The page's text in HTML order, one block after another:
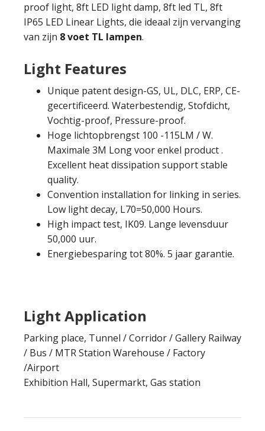
proof light, 8ft LED light damp, 8ft led TL, 8ft
IP65 LED Linear Lights, die ideaal zijn vervanging
van zijn 8 voet TL lampen.
Light Features
Unique patent design-GS, UL, DLC, ERP, CE-
gecertificeerd. Waterbestendig, Stofdicht,
Vochtig-proof, Pressure-proof.
Hoge lichtopbrengst 100 -115LM / W.
Maximale 3M Long voor enkel product .
Excellent heat dissipation support stable
quality.
Convention installation for linking in series.
Low light decay, L70=50,000 Hours.
High impact test, IK09. Lange levensduur
50,000 uur.
Energiebesparing tot 80%. 5 jaar garantie.
Light Application
Parking place, Tunnel /Corridor/Gallery Railway
/ Bus / MTR Station Warehouse / Factory
/Airport
Exhibition Hall, Supermarkt, Gas station